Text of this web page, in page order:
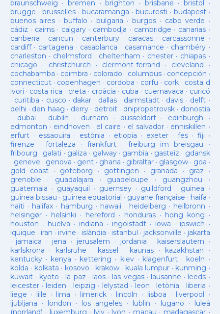
braunschweig · bremen ·brighton · brisbane · bristol ·
brugge · brusselles· bucaramanga · bucuresti · budapest·
buenos aires· buffalo · bulgaria · burgos· cabo verde ·
cádiz · cairns· calgary · cambodja · cambridge · canarias·
canberra · cancun · canterbury · caracas · carcassonne ·
cardiff· cartagena · casablanca · casamance · chambéry·
charleston · chelmsford · cheltenham · chester· chiapas ·
chicago · christchurch · clermont-ferrand · cleveland ·
cochabamba · coimbra · colorado · columbus· concepción ·
connecticut· copenhagen · cordoba · corfu · cork · costa d
ivori · costa rica · creta · croàcia · cuba · cuernavaca · curicó
· curitiba · cusco · dakar · dallas · darmstadt· davis · delft ·
delhi · den haag · derry· detroit· dnipropetrovsk· donostia
· dubai · dublín · durham · düsseldorf· edinburgh ·
edmonton · eindhoven · el caire · el salvador · enniskillen ·
erfurt· essaouira · estònia · etiopia · exeter· fes· fiji ·
firenze ·fortaleza · frankfurt· freiburg im breisgau ·
fribourg · galati · galiza · galway· gambia · gasteiz · gdansk
· geneve · genova · gent· ghana · gibraltar· glasgow· goa ·
gold coast · goteborg · gottingen · granada · graz ·
grenoble · guadalajara · guadeloupe · guangzhou ·
guatemala · guayaquil · guernsey· guildford · guinea ·
guinea bissau · guinea equatorial · guyane française · haifa ·
haiti · halifax · hamburg · hawaii · heidelberg · heilbronn ·
helsingør· helsinki · hereford · honduras· hong kong ·
houston · huelva · indiana · ingolstadt· iowa · ipswich ·
iquique · iran · irvine · islàndia · istanbul · jacksonville · jakarta
· jamaica · jena · jerusalem · jordania · kaiserslautern ·
karlskrona · karlsruhe · kassel · kaunas· kazakhstan ·
kentucky· kenya · kettering · kiev· klagenfurt · koeln ·
kolda · kolkata · kosovo · krakow· kuala lumpur · kunming ·
kuwait· kyoto · la paz · laos· las vegas· lausanne · leeds ·
leicester· leiden · leipzig · lelystad · leon · letònia · liberia ·
liege · lille · lima · limerick· lincoln · lisboa · liverpool ·
ljubljana · london · los angeles· lublin · lugano · luleå
(norrland) · luxemburg · lviv · lyon · macau · madagascar·